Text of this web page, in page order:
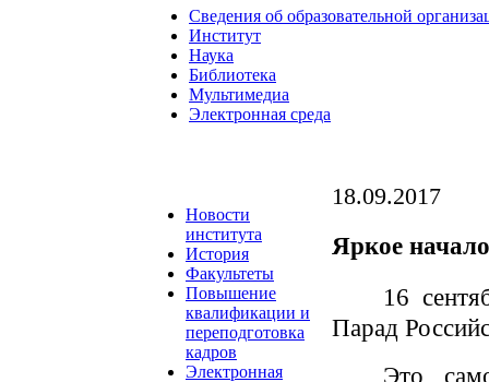
Сведения об образовательной
Институт
Наука
Библиотека
Мультимедиа
Электронная среда
Новости
института
История
Факультеты
Повышение
квалификации и
переподготовка
кадров
Электронная
18.09.2017
Яркое
16
Парад
Это